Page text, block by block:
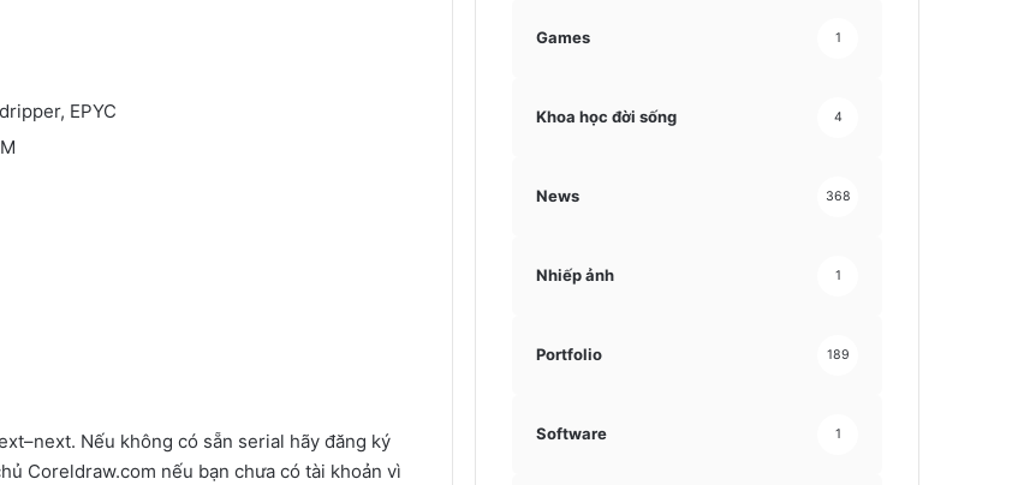
EPYC
Nếu không có sẵn serial hãy đăng ký
Coreldraw.com nếu bạn chưa có tài khoản vì
Games 1
Khoa học đời sống 4
News 368
Nhiếp ảnh 1
Portfolio 189
Software 1